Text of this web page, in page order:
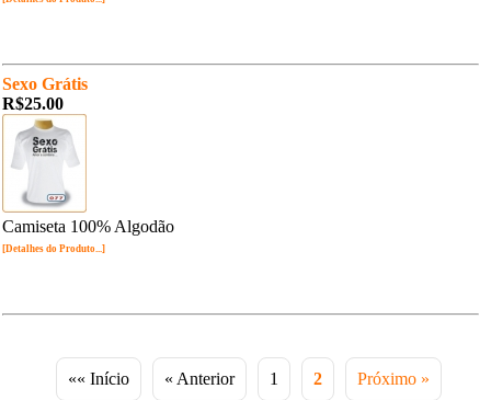
Sexo Grátis
R$25.00
Camiseta 100% Algodão
[Detalhes do Produto...]
«« Início « Anterior 1 2 Próximo »